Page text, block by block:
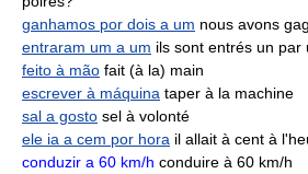
ganhamos por dois a um nous avons
entraram um a um ils sont entrés un par
feito à mão fait (à la) main
escrever à máquina taper à la machine
sal a gosto sel à volonté
ele ia a cem por hora il allait à cent à
conduzir a 60 km/h conduire à 60 km/h